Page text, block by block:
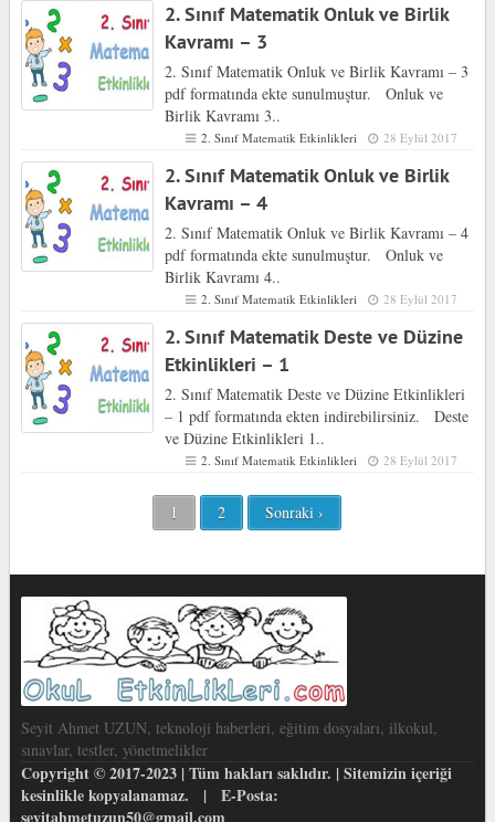
2. Sınıf Matematik Onluk ve Birlik
Kavramı – 3
2. Sınıf Matematik Onluk ve Birlik Kavramı – 3
pdf formatında ekte sunulmuştur. Onluk ve
Birlik Kavramı 3..
2. Sınıf Matematik Etkinlikleri 28 Eylül 2017
2. Sınıf Matematik Onluk ve Birlik
Kavramı – 4
2. Sınıf Matematik Onluk ve Birlik Kavramı – 4
pdf formatında ekte sunulmuştur. Onluk ve
Birlik Kavramı 4..
2. Sınıf Matematik Etkinlikleri 28 Eylül 2017
2. Sınıf Matematik Deste ve Düzine
Etkinlikleri – 1
2. Sınıf Matematik Deste ve Düzine Etkinlikleri
– 1 pdf formatında ekten indirebilirsiniz. Deste
ve Düzine Etkinlikleri 1..
2. Sınıf Matematik Etkinlikleri 28 Eylül 2017
1 2 Sonraki ›
Seyit Ahmet UZUN, teknoloji haberleri, eğitim dosyaları, ilkokul,
sınavlar, testler, yönetmelikler
Copyright © 2017-2023 | Tüm hakları saklıdır. | Sitemizin içeriği
kesinlikle kopyalanamaz. | E-Posta:
seyitahmetuzun50@gmail.com